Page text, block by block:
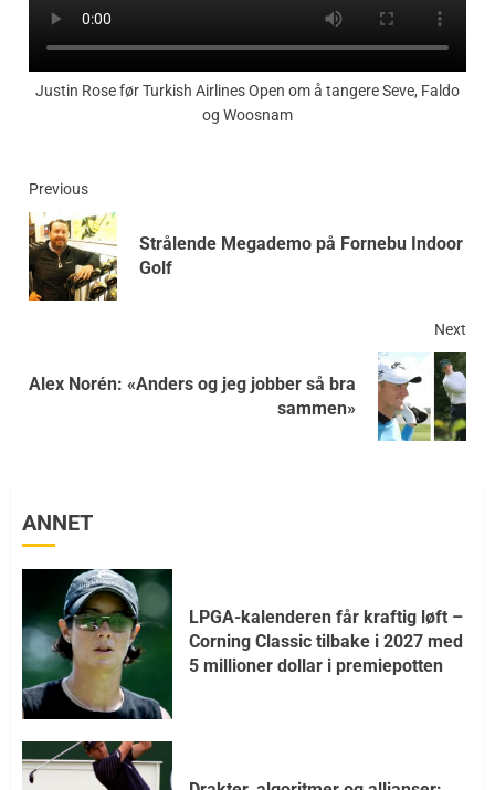
Justin Rose før Turkish Airlines Open om å tangere Seve, Faldo
og Woosnam
Previous
Strålende Megademo på Fornebu Indoor
Golf
Next
Alex Norén: «Anders og jeg jobber så bra
sammen»
ANNET
LPGA-kalenderen får kraftig løft –
Corning Classic tilbake i 2027 med
5 millioner dollar i premiepotten